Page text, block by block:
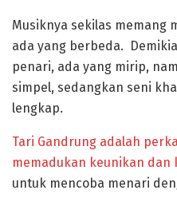
Musiknya sekilas memang
ada yang berbeda.
penari, ada yang mirip,
simpel, sedangkan seni
lengkap.
Tari Gandrung adalah
memadukan keunikan dan
untuk mencoba menari